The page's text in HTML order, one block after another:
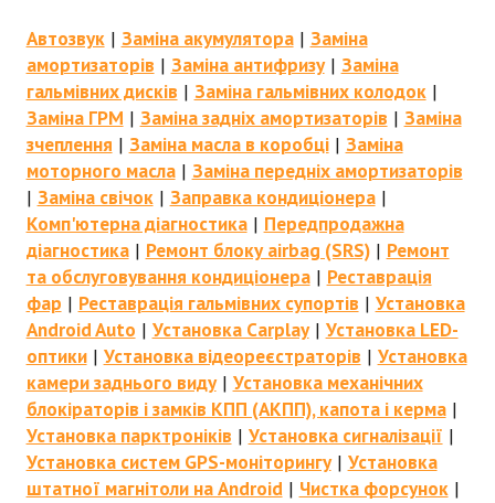
Автозвук| Заміна акумулятора| Заміна
амортизаторів | Заміна антифризу| Заміна
гальмівних дисків | Заміна гальмівних колодок|
Заміна ГРМ | Заміна задніх амортизаторів | Заміна
зчеплення | Заміна масла в коробці| Заміна
моторного масла| Заміна передніх амортизаторів
| Заміна свічок| Заправка кондиціонера|
Комп'ютерна діагностика| Передпродажна
діагностика| Ремонт блоку airbag (SRS)| Ремонт
та обслуговування кондиціонера| Реставрація
фар | Реставрація гальмівних супортів | Установка
Android Auto | Установка Carplay| Установка LED-
оптики| Установка відеореєстраторів | Установка
камери заднього виду| Установка механічних
блокіраторів і замків КПП (АКПП), капота і керма|
Установка парктроніків | Установка сигналізації |
Установка систем GPS-моніторингу| Установка
штатної магнітоли на Android| Чистка форсунок|